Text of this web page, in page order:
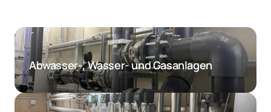
Abwasser-, Wasser- und Gasanlagen